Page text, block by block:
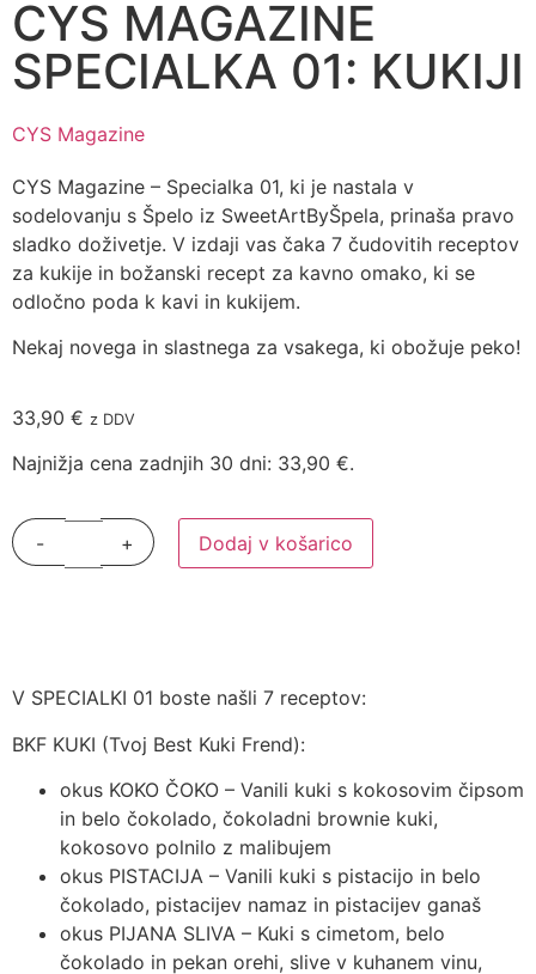
CYS MAGAZINE
SPECIALKA 01: KUKIJI
CYS Magazine
CYS Magazine – Specialka 01, ki je nastala v
sodelovanju s Špelo iz SweetArtByŠpela, prinaša pravo
sladko doživetje. V izdaji vas čaka 7 čudovitih receptov
za kukije in božanski recept za kavno omako, ki se
odločno poda k kavi in kukijem.
Nekaj novega in slastnega za vsakega, ki obožuje peko!
33,90 € z DDV
Najnižja cena zadnjih 30 dni: 33,90 €.
Dodaj v košarico
V SPECIALKI 01 boste našli 7 receptov:
BKF KUKI (Tvoj Best Kuki Frend):
okus KOKO ČOKO – Vanili kuki s kokosovim čipsom
in belo čokolado, čokoladni brownie kuki,
kokosovo polnilo z malibujem
okus PISTACIJA – Vanili kuki s pistacijo in belo
čokolado, pistacijev namaz in pistacijev ganaš
okus PIJANA SLIVA – Kuki s cimetom, belo
čokolado in pekan orehi, slive v kuhanem vinu,